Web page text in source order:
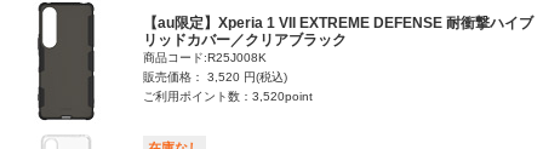
【au限定】Xperia 1 VII EXTREME DEFENSE 耐衝撃ハイブ
リッドカバー／クリアブラック
商品コード:R25J008K
販売価格： 3,520 円(税込)
ご利用ポイント数：3,520point